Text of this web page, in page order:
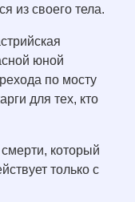
из своего тела.
юной
по мосту
для тех, кто
который
только с